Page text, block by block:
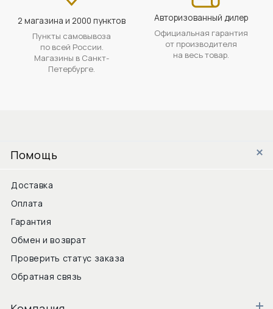
2 магазина и 2000 пунктов
Пункты самовывоза
по всей России.
Магазины в Санкт-
Петербурге.
Авторизованный дилер
Официальная гарантия
от производителя
на весь товар.
Помощь
Доставка
Оплата
Гарантия
Обмен и возврат
Проверить статус заказа
Обратная связь